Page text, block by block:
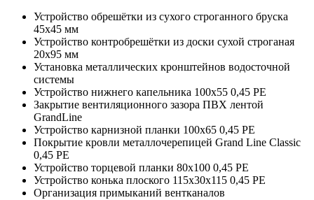
Устройство обрешётки из сухого строганного бруска
45х45 мм
Устройство контробрешётки из доски сухой строганая
20х95 мм
Установка металлических кронштейнов водосточной
системы
Устройство нижнего капельника 100х55 0,45 PE
Закрытие вентиляционного зазора ПВХ лентой
GrandLine
Устройство карнизной планки 100х65 0,45 PE
Покрытие кровли металлочерепицей Grand Line Classic
0,45 PE
Устройство торцевой планки 80х100 0,45 PE
Устройство конька плоского 115х30х115 0,45 РЕ
Организация примыканий вентканалов